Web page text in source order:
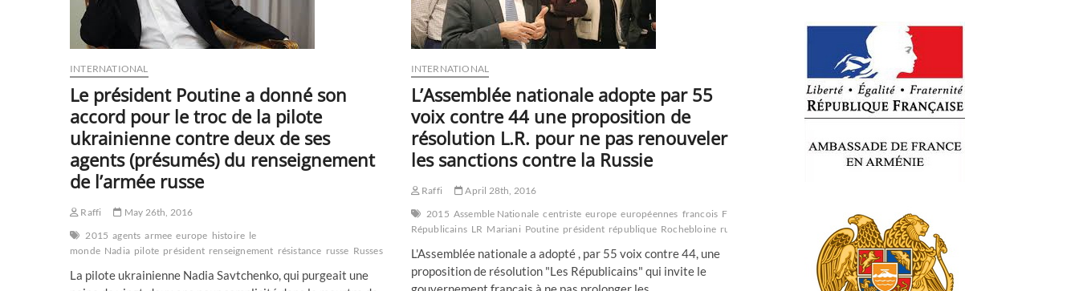
Ukrainiens
démissione
et
fustige
le
président
de
l’Ukraine
INTERNATIONAL
Le président Poutine a donné son
accord pour le troc de la pilote
ukrainienne contre deux de ses
agents (présumés) du renseignement
de l’armée russe
Raffi
May 26th, 2016
2015 agents armee europe histoire le
monde Nadia pilote président renseignement résistance russe Russes russie russophone russophones symbole téléphone ukrainienne
La pilote ukrainienne Nadia Savtchenko, qui purgeait une
INTERNATIONAL
L’Assemblée nationale adopte par 55
voix contre 44 une proposition de
résolution L.R. pour ne pas renouveler
les sanctions contre la Russie
Raffi
April 28th, 2016
2015 Assemble Nationale centriste europe européennes francois François Rochebloine Front de Gauche L.R.
Républicains LR Mariani Poutine président république Rochebloine russe Thierry ukraine ukrainien
L'Assemblée nationale a adopté , par 55 voix contre 44, une
proposition de résolution "Les Républicains" qui invite le